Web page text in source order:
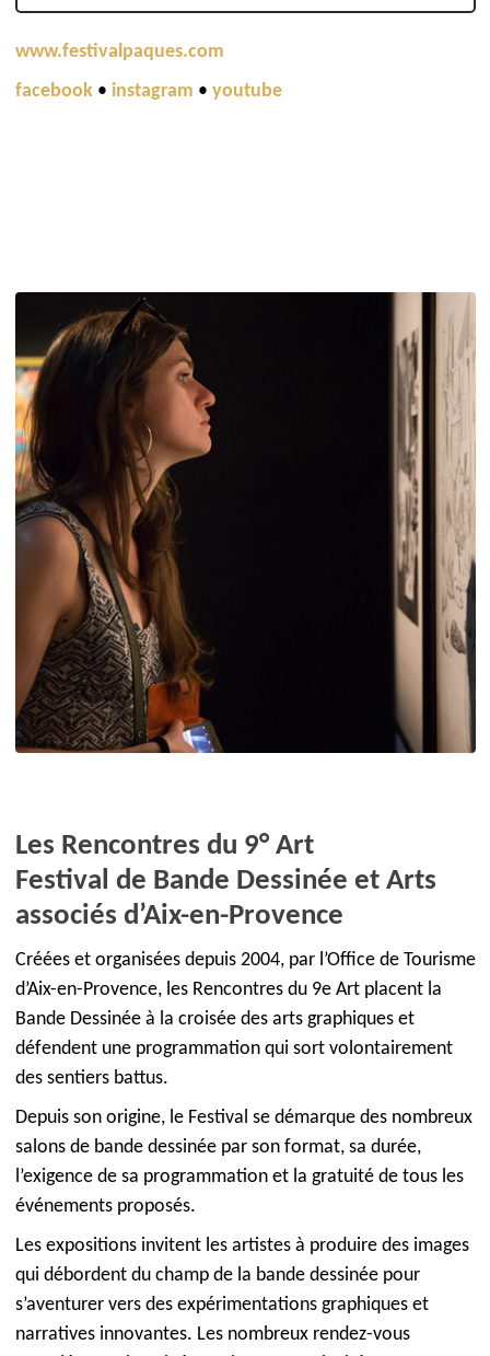
www.festivalpaques.com
facebook• instagram • youtube
Les Rencontres du 9° Art
Festival de Bande Dessinée et Arts
associés d’Aix-en-Provence
Créées et organisées depuis 2004, par l’Office de Tourisme
d’Aix-en-Provence, les Rencontres du 9e Art placent la
Bande Dessinée à la croisée des arts graphiques et
défendent une programmation qui sort volontairement
des sentiers battus.
Depuis son origine, le Festival se démarque des nombreux
salons de bande dessinée par son format, sa durée,
l’exigence de sa programmation et la gratuité de tous les
événements proposés.
Les expositions invitent les artistes à produire des images
qui débordent du champ de la bande dessinée pour
s’aventurer vers des expérimentations graphiques et
narratives innovantes. Les nombreux rendez-vous